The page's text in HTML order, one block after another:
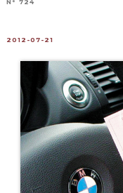
N° 724
2012-07-21